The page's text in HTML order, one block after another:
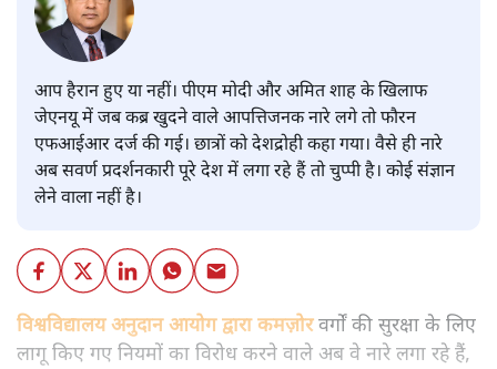
आप हैरान हुए या नहीं। पीएम मोदी और अमित शाह के खिलाफ
जेएनयू में जब कब्र खुदने वाले आपत्तिजनक नारे लगे तो फौरन
एफआईआर दर्ज की गई। छात्रों को देशद्रोही कहा गया। वैसे ही नारे
अब सवर्ण प्रदर्शनकारी पूरे देश में लगा रहे हैं तो चुप्पी है। कोई संज्ञान
लेने वाला नहीं है।
विश्वविद्यालय अनुदान आयोग द्वारा कमज़ोरवर्गों की सुरक्षा के लिए
लागू किए गए नियमों का विरोध करने वाले अब वे नारे लगा रहे हैं,